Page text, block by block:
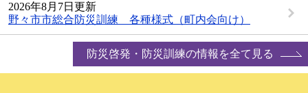
2026年8月7日更新
野々市市総合防災訓練 各種様式（町内会向け）
防災啓発・防災訓練の情報を全て見る